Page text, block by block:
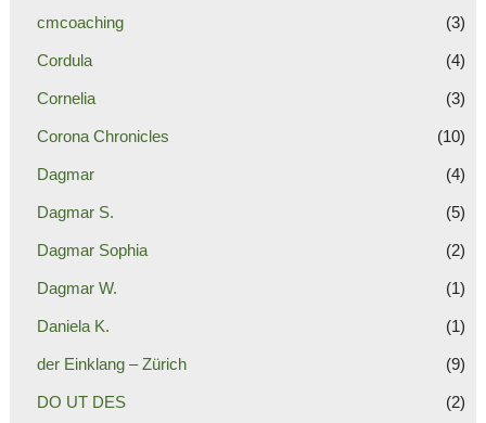
cmcoaching (3)
Cordula (4)
Cornelia (3)
Corona Chronicles (10)
Dagmar (4)
Dagmar S. (5)
Dagmar Sophia (2)
Dagmar W. (1)
Daniela K. (1)
der Einklang – Zürich (9)
DO UT DES (2)